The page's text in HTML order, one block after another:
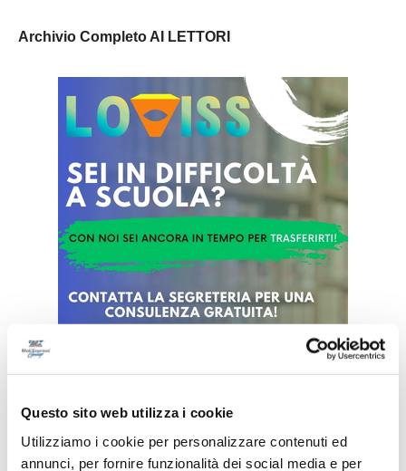
Questo sito web utilizza i cookie
Utilizziamo i cookie per personalizzare contenuti ed
annunci, per fornire funzionalità dei social media e per
Archivio Completo AI LETTORI